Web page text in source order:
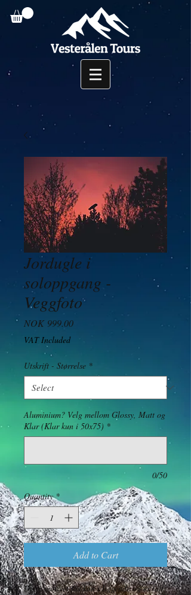
Jordugle i
soloppgang -
Veggfoto
NOK 999.00Price
VAT Included
Utskrift - Størrelse *
Aluminium? Velg mellom Glossy, Matt og
Klar (Klar kun i 50x75) *
0/50
Quantity *
Add to Cart
Dette motivet fås kun i liggende og er tatt